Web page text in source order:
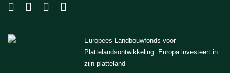
Europees Landbouwfonds voor
Plattelandsontwikkeling: Europa investeert in
zijn platteland